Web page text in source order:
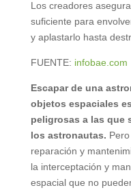
Los creadores
suficiente para
y aplastarlo hasta
FUENTE: infobae.com
Escapar de una
objetos espaciales
peligrosas a las que
los astronautas.
reparación y
la interceptación y
espacial que no